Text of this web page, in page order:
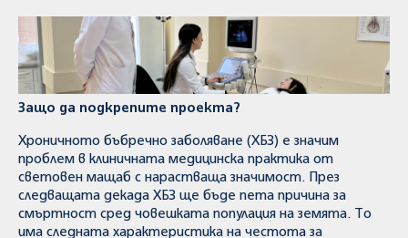
Защо да подкрепите проекта?
Хроничното бъбречно заболяване (ХБЗ) е значим
проблем в клиничната медицинска практика от
световен мащаб с нарастваща значимост. През
следващата декада ХБЗ ще бъде пета причина за
смъртност сред човешката популация на земята. То
има следната характеристика на честота за